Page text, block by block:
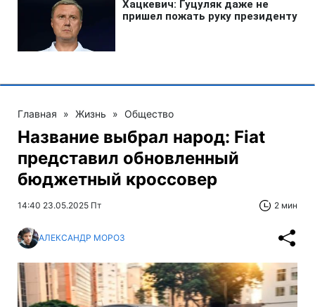
Главная » Жизнь » Общество
Название выбрал народ: Fiat
представил обновленный
бюджетный кроссовер
14:40 23.05.2025 Пт 2 мин
АЛЕКСАНДР МОРОЗ